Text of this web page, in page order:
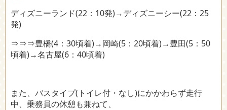
ディズニーランド(22：10発)→ディズニーシー(22：25
発)
⇒⇒⇒豊橋(4：30頃着)→岡崎(5：20頃着)→豊田(5：50
頃着)→名古屋(6：40頃着)
また、バスタイプ(トイレ付・なし)にかかわらず走行
中、乗務員の休憩も兼ねて、